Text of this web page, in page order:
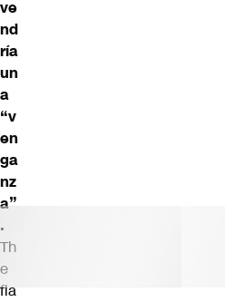
ve
nd
ría
un
a
“v
en
ga
nz
a”
.
Th
e
fla